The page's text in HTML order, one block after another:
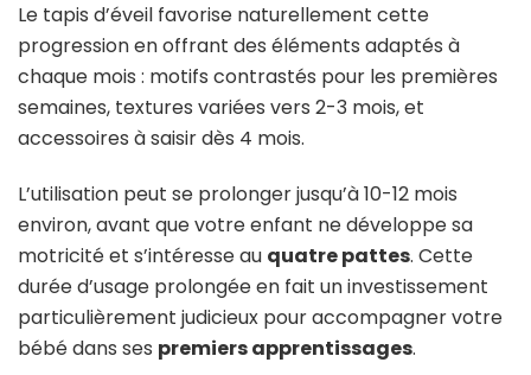
Le tapis d’éveil favorise naturellement cette
progression en offrant des éléments adaptés à
chaque mois : motifs contrastés pour les premières
semaines, textures variées vers 2-3 mois, et
accessoires à saisir dès 4 mois.
L’utilisation peut se prolonger jusqu’à 10-12 mois
environ, avant que votre enfant ne développe sa
motricité et s’intéresse au quatre pattes. Cette
durée d’usage prolongée en fait un investissement
particulièrement judicieux pour accompagner votre
bébé dans ses premiers apprentissages.